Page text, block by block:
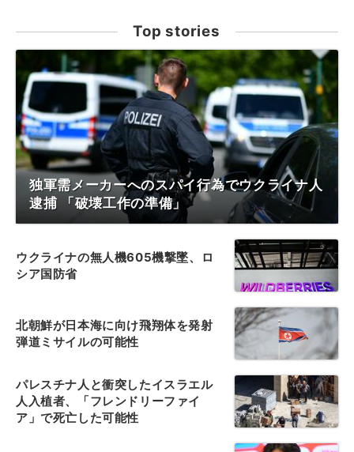
Top stories
独軍需メーカーへのスパイ行為でウクライナ人
逮捕 「破壊工作の準備」
ウクライナの無人機605機撃墜、ロ
シア国防省
北朝鮮が日本海に向け飛翔体を発射
弾道ミサイルの可能性
パレスチナ人と衝突したイスラエル
人入植者、「フレンドリーファイ
ア」で死亡した可能性